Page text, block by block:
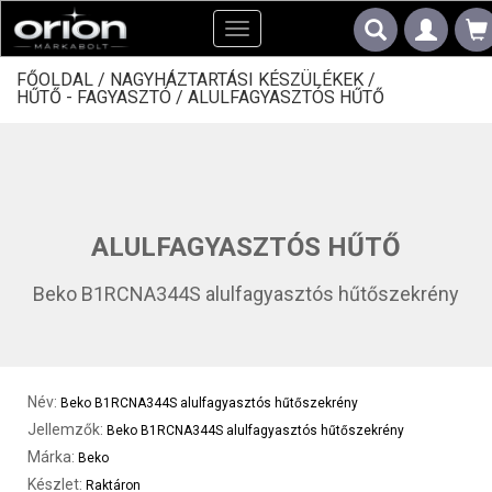
Toggle
navigation
FŐOLDAL / NAGYHÁZTARTÁSI KÉSZÜLÉKEK /
HŰTŐ - FAGYASZTÓ / ALULFAGYASZTÓS HŰTŐ
ALULFAGYASZTÓS HŰTŐ
Beko B1RCNA344S alulfagyasztós hűtőszekrény
Név: Beko B1RCNA344S alulfagyasztós hűtőszekrény
Jellemzők: Beko B1RCNA344S alulfagyasztós hűtőszekrény
Márka: Beko
Készlet: Raktáron